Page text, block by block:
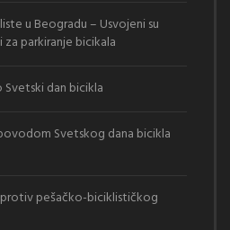
u Beogradu – Usvojeni su
parkiranje bicikala
dan bicikla
Svetskog dana bicikla
pešačko-biciklističkog